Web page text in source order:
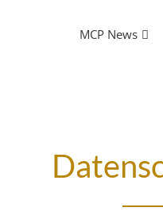
MCP News